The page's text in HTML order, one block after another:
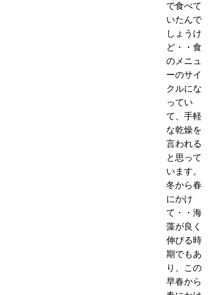
で食べて
いたんで
しょうけ
ど・・食
のメニュ
ーのサイ
クルにな
ってい
て、手軽
な乾燥を
言われる
と思って
います。
冬から春
にかけ
て・・海
藻が良く
伸びる時
期でもあ
り、この
早春から